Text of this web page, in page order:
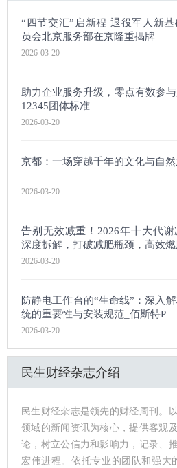
“四节交汇”启新程 退役军人新
员会北京服务部在京隆重揭牌
2026-03-20
助力企业服务升级，零点有数参
12345团体标准
2026-03-20
京都：一场穿越千年的文化与自
2026-03-20
告别无效减重！2026年十大代谢
深度拆解，打破减肥瓶颈，高效
2026-03-20
防静电工作台的“生命线”：深入
统的重要性与安装规范_佰斯特P
2026-03-20
民生财经杂志介绍
民生财经杂志是领先的财经周刊。
领域的新闻资讯为核心，提供客观
论，树立公信力和影响力，记录、
宏伟进程。依托专业的团队和强大